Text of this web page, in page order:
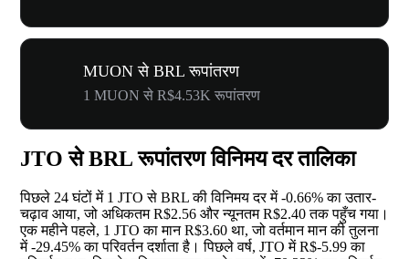
MUON से BRL रूपांतरण
1 MUON से R$4.53K रूपांतरण
JTO से BRL रूपांतरण विनिमय दर तालिका
पिछले 24 घंटों में 1 JTO से BRL की विनिमय दर में-0.66%का उतार-
चढ़ाव आया, जो अधिकतम R$2.56 और न्यूनतम R$2.40 तक पहुँच गया।
एक महीने पहले, 1 JTO का मान R$3.60 था, जो वर्तमान मान की तुलना
में-29.45%का परिवर्तन दर्शाता है। पिछले वर्ष, JTO में R$-5.99 का